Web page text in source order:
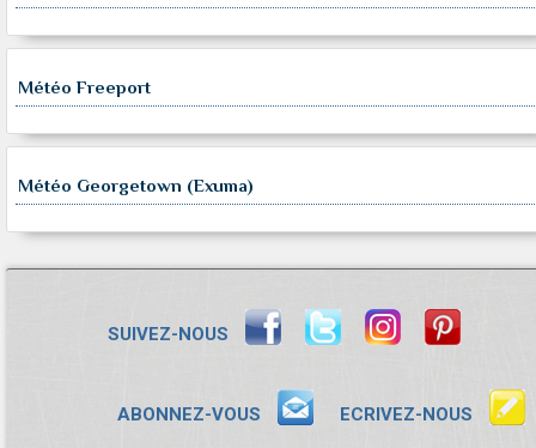
Météo Freeport
Météo Georgetown (Exuma)
SUIVEZ-NOUS
ABONNEZ-VOUS ECRIVEZ-NOUS